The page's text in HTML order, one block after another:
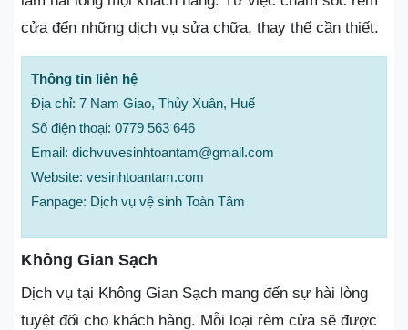
cửa đến những dịch vụ sửa chữa, thay thế cần thiết.
Thông tin liên hệ
Địa chỉ: 7 Nam Giao, Thủy Xuân, Huế
Số điện thoại: 0779 563 646
Email: dichvuvesinhtoantam@gmail.com
Website: vesinhtoantam.com
Fanpage: Dịch vụ vệ sinh Toàn Tâm
Không Gian Sạch
Dịch vụ tại Không Gian Sạch mang đến sự hài lòng
tuyệt đối cho khách hàng. Mỗi loại rèm cửa sẽ được